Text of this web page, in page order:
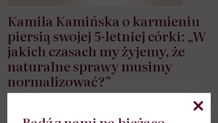
Kamila Kamińska o karmieniu
piersią swojej 5-letniej córki: „W
jakich czasach my żyjemy, że
naturalne sprawy musimy
normalizować?”